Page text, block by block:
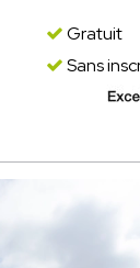
Gratuit
Sans